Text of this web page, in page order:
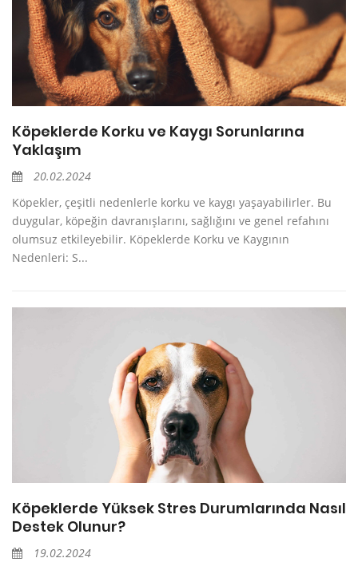
Köpeklerde Korku ve Kaygı Sorunlarına
Yaklaşım
20.02.2024
Köpekler, çeşitli nedenlerle korku ve kaygı yaşayabilirler. Bu
duygular, köpeğin davranışlarını, sağlığını ve genel refahını
olumsuz etkileyebilir. Köpeklerde Korku ve Kaygının
Nedenleri: S...
Köpeklerde Yüksek Stres Durumlarında Nasıl
Destek Olunur?
19.02.2024